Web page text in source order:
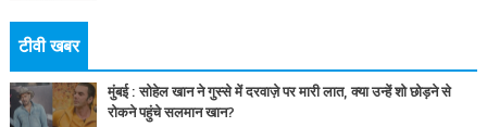
टीवी खबर
मुंबई : सोहेल खान ने गुस्से में दरवाज़े पर मारी लात, क्या उन्हें शो छोड़ने से
रोकने पहुंचे सलमान खान?